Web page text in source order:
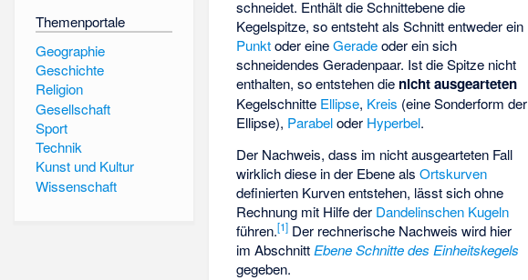
Themenportale
Geographie
Geschichte
Religion
Gesellschaft
Sport
Technik
Kunst und Kultur
Wissenschaft
schneidet. Enthält die Schnittebene die
Kegelspitze, so entsteht als Schnitt entweder ein
Punktoder eineGeradeoder ein sich
schneidendes Geradenpaar. Ist die Spitze nicht
enthalten, so entstehen die nicht ausgearteten
Kegelschnitte Ellipse, Kreis (eine Sonderform der
Ellipse), Parabeloder Hyperbel.
Der Nachweis, dass im nicht ausgearteten Fall
wirklich diese in der Ebene alsOrtskurven
definierten Kurven entstehen, lässt sich ohne
Rechnung mit Hilfe der Dandelinschen Kugeln
führen.[1] Der rechnerische Nachweis wird hier
im Abschnitt Ebene Schnitte des Einheitskegels
gegeben.